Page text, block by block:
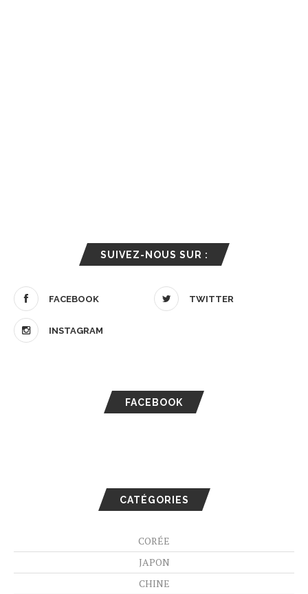
SUIVEZ-NOUS SUR :
FACEBOOK TWITTER
INSTAGRAM
FACEBOOK
CATÉGORIES
CORÉE
JAPON
CHINE